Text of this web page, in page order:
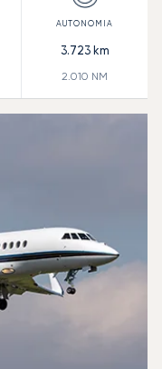
3.723km
2.010 NM